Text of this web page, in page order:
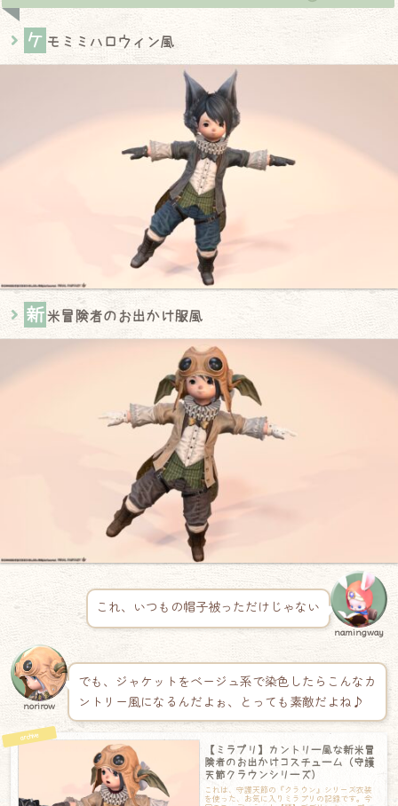
ケ モミミハロウィン風
新米冒険者のお出かけ服風
これ、いつもの帽子被っただけじゃない
namingway
norirow
でも、ジャケットをベージュ系で染色したらこんなカ
ントリー風になるんだよぉ、とっても素敵だよね♪
【ミラプリ】カントリー風な新米冒
険者のお出かけコスチューム（守護
天節クラウンシリーズ）
これは、守護天節の『クラウン』シリーズ衣装
を使った、お気に入りミラプリの記録です。今